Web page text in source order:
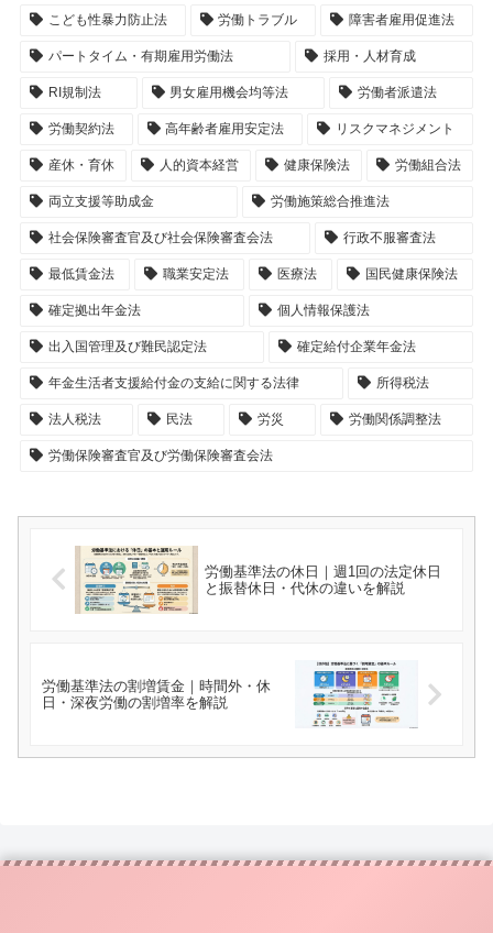
こども性暴力防止法 労働トラブル 障害者雇用促進法
パートタイム・有期雇用労働法 採用・人材育成
RI規制法 男女雇用機会均等法 労働者派遣法
労働契約法 高年齢者雇用安定法 リスクマネジメント
産休・育休 人的資本経営 健康保険法 労働組合法
両立支援等助成金 労働施策総合推進法
社会保険審査官及び社会保険審査会法 行政不服審査法
最低賃金法 職業安定法 医療法 国民健康保険法
確定拠出年金法 個人情報保護法
出入国管理及び難民認定法 確定給付企業年金法
年金生活者支援給付金の支給に関する法律 所得税法
法人税法 民法 労災 労働関係調整法
労働保険審査官及び労働保険審査会法
労働基準法の休日｜週1回の法定休日
と振替休日・代休の違いを解説
労働基準法の割増賃金｜時間外・休
日・深夜労働の割増率を解説